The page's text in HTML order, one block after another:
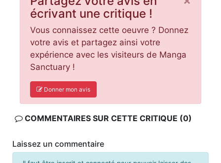
écrivant une critique !
Vous connaissez cette oeuvre ? Donnez
votre avis et partagez ainsi votre
expérience avec les visiteurs de Manga
Sanctuary !
Donner mon avis
COMMENTAIRES SUR CETTE CRITIQUE (0)
Laissez un commentaire